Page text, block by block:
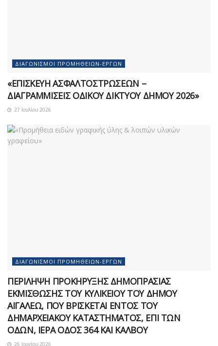
ΔΙΑΓΩΝΙΣΜΟΊ ΠΡΟΜΗΘΕΙΏΝ-ΈΡΓΩΝ
«ΕΠΙΣΚΕΥΗ ΑΣΦΑΛΤΟΣΤΡΩΣΕΩΝ –
ΔΙΑΓΡΑΜΜΙΣΕΙΣ ΟΔΙΚΟΥ ΔΙΚΤΥΟΥ ΔΗΜΟΥ 2026»
27 Ιουλίου 2026
ΔΙΑΓΩΝΙΣΜΟΊ ΠΡΟΜΗΘΕΙΏΝ-ΈΡΓΩΝ
ΠΕΡΙΛΗΨΗ ΠΡΟΚΗΡΥΞΗΣ ΔΗΜΟΠΡΑΣΙΑΣ
ΕΚΜΙΣΘΩΣΗΣ ΤΟΥ ΚΥΛΙΚΕΙΟΥ ΤΟΥ ΔΗΜΟΥ
ΑΙΓΑΛΕΩ, ΠΟΥ ΒΡΙΣΚΕΤΑΙ ΕΝΤΟΣ ΤΟΥ
ΔΗΜΑΡΧEΙΑΚΟΥ ΚΑΤΑΣΤΗΜΑΤΟΣ, ΕΠΙ ΤΩΝ
ΟΔΩΝ, ΙΕΡΑ ΟΔΟΣ 364 ΚΑΙ ΚΑΛΒΟΥ
26 Ιουνίου 2026